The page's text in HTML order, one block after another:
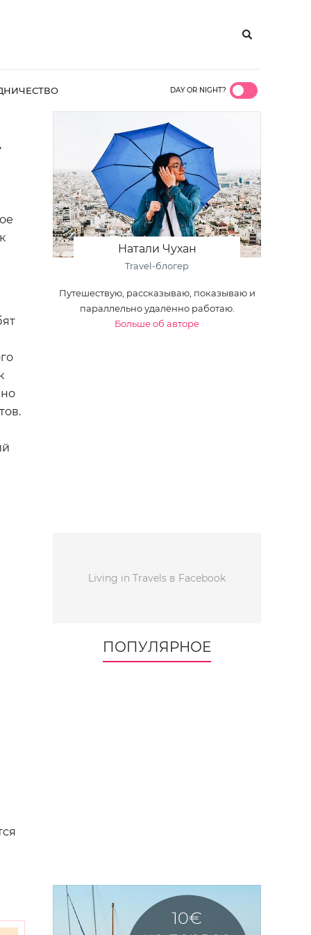
DAY OR NIGHT?
Натали Чухан
Travel-блогер
Путешествую, рассказываю, показываю и
параллельно удалённо работаю.
Больше об авторе
Living in Travels в Facebook
ПОПУЛЯРНОЕ